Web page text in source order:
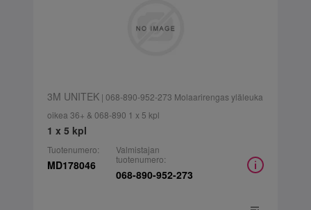
3M UNITEK| 068-890-952-273 Molaarirengas yläleuka
oikea 36+ & 068-890 1 x 5 kpl
1 x 5 kpl
Tuotenumero:
MD178046
Valmistajan
tuotenumero:
068-890-952-273